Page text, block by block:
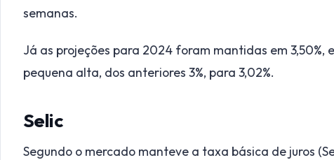
semanas.
Já as projeções para 2024 foram mantidas em 3,50%,
pequena alta, dos anteriores 3%, para 3,02%.
Selic
Segundo o mercado manteve a taxa básica de juros